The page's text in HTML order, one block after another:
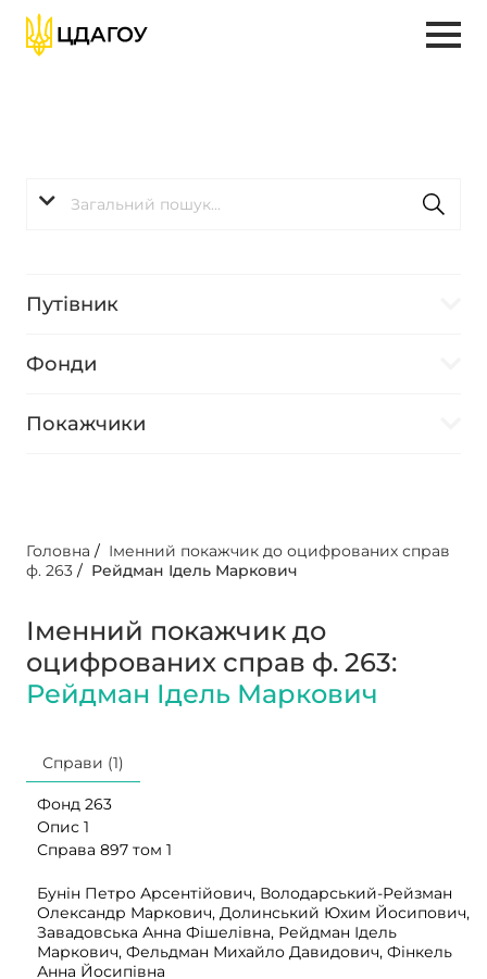
Путівник
Фонди
Покажчики
Головна / Іменний покажчик до оцифрованих справ
ф. 263 / Рейдман Ідель Маркович
Іменний покажчик до
оцифрованих справ ф. 263:
Рейдман Ідель Маркович
Справи (1)
Фонд 263
Опис 1
Справа 897 том 1
Бунін Петро Арсентійович, Володарський-Рейзман
Олександр Маркович, Долинський Юхим Йосипович,
Завадовська Анна Фішелівна, Рейдман Ідель
Маркович, Фельдман Михайло Давидович, Фінкель
Анна Йосипівна